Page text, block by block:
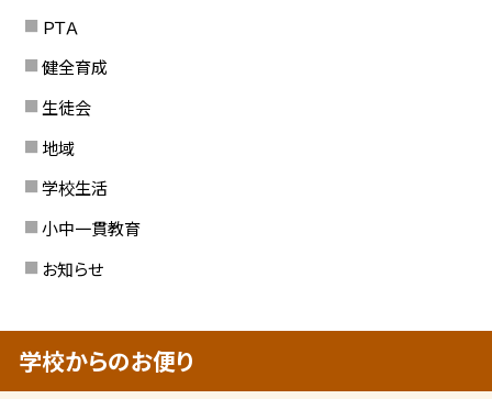
ＰＴＡ
健全育成
生徒会
地域
学校生活
小中一貫教育
お知らせ
学校からのお便り